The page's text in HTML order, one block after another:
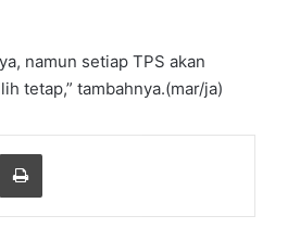
namun setiap TPS akan
tetap,” tambahnya.(mar/ja)
via Email Print